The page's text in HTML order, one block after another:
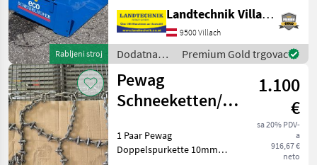
Rabljeni stroj
trotočkovna vez: Kategorija
I i II, jednostruki hidraulički
cilindar, hidraulički vodovi s
kuglast
Landtechnik Villach GmbH
9500 Villach
Dodatna
oprema za
traktore /
Scheibelhofer
Premium Gold trgovac
Pewag
Schneeketten/
1.100
€
sa 20% PDV-
a
916,67 €
neto
1 Paar Pewag
Doppelspurkette 10mm